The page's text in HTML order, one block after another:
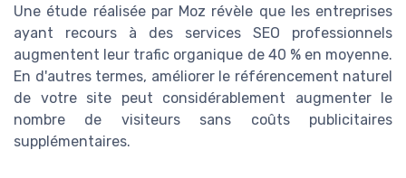
Une étude réalisée par Moz révèle que les entreprises
ayant recours à des services SEO professionnels
augmentent leur trafic organique de 40 % en moyenne.
En d'autres termes, améliorer le référencement naturel
de votre site peut considérablement augmenter le
nombre de visiteurs sans coûts publicitaires
supplémentaires.